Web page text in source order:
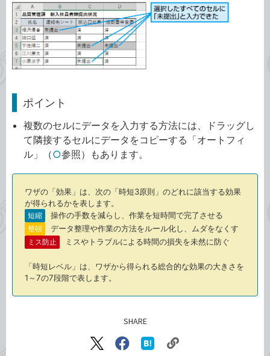
ポイント
複数のセルにデータを入力する方法には、ドラッグし
て隣接するセルにデータをコピーする「オートフィ
ル」（○参照）もあります。
ワザの「効果」は、次の「時短3原則」のどれに該当する効果
が得られるかを表します。
短縮 操作の手数を減らし、作業を短時間で完了させる
整頓 データ整理や作業の方法をルール化し、ムダをなくす
ミス防止 ミスやトラブルによる時間の損失を未然に防ぐ
「時短レベル」は、ワザから得られる総合的な効果の大きさを
1～7の7段階で表します。
SHARE
X（旧
Facebook